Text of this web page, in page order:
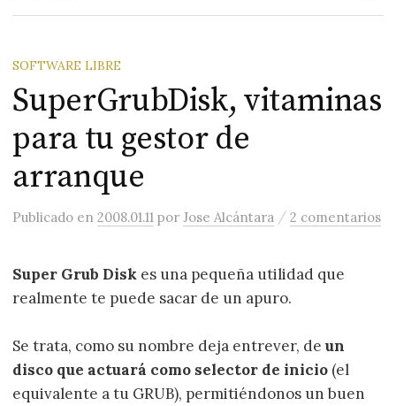
SOFTWARE LIBRE
SuperGrubDisk, vitaminas
para tu gestor de
arranque
Publicado en2008.01.11 porJose Alcántara /2 comentarios
Super Grub Disk es una pequeña utilidad que
realmente te puede sacar de un apuro.
Se trata, como su nombre deja entrever, deun
disco que actuará como selector de inicio (el
equivalente a tu GRUB), permitiéndonos un buen